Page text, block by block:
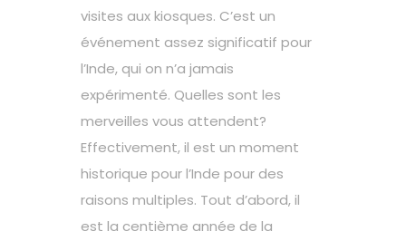
visites aux kiosques. C’est un
événement assez significatif pour
l’Inde, qui on n’a jamais
expérimenté. Quelles sont les
merveilles vous attendent?
Effectivement, il est un moment
historique pour l’Inde pour des
raisons multiples. Tout d’abord, il
est la centième année de la